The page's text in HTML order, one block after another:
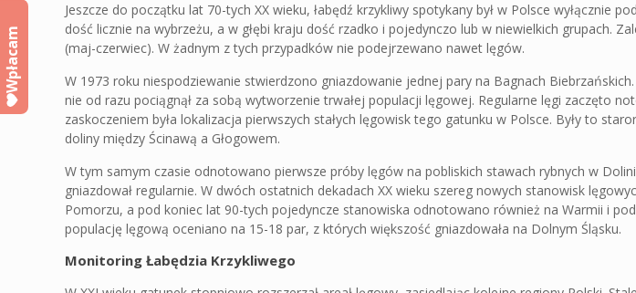
Jeszcze do początku lat 70-tych XX wieku, łabędź krzykliwy spotykany był w Polsce wyłącznie
dość licznie na wybrzeżu, a w głębi kraju dość rzadko i pojedynczo lub w niewielkich grupach.
(maj-czerwiec). W żadnym z tych przypadków nie podejrzewano nawet lęgów.
W 1973 roku niespodziewanie stwierdzono gniazdowanie jednej pary na Bagnach
nie od razu pociągnął za sobą wytworzenie trwałej populacji lęgowej. Regularne lęgi zaczęto
zaskoczeniem była lokalizacja pierwszych stałych lęgowisk tego gatunku w Polsce. Były to
doliny między Ścinawą a Głogowem.
W tym samym czasie odnotowano pierwsze próby lęgów na pobliskich stawach rybnych w
gniazdował regularnie. W dwóch ostatnich dekadach XX wieku szereg nowych stanowisk
Pomorzu, a pod koniec lat 90-tych pojedyncze stanowiska odnotowano również na Warmii i
populację lęgową oceniano na 15-18 par, z których większość gniazdowała na Dolnym Śląsku.
Monitoring Łabędzia Krzykliwego
Wpłacam